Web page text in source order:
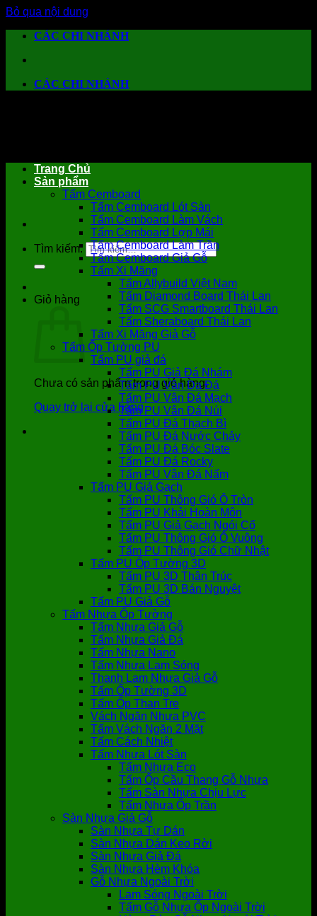
Bỏ qua nội dung
CÁC CHI NHÁNH
CÁC CHI NHÁNH
Tìm kiếm:
Giỏ hàng
Chưa có sản phẩm trong giỏ hàng.
Quay trở lại cửa hàng
Trang Chủ
Sản phẩm
Tấm Cemboard
Tấm Cemboard Lót Sàn
Tấm Cemboard Làm Vách
Tấm Cemboard Lợp Mái
Tấm Cemboard Làm Trần
Tấm Cemboard Giả Gỗ
Tấm Xi Măng
Tấm Allybuild Việt Nam
Tấm Diamond Board Thái Lan
Tấm SCG Smartboard Thái Lan
Tấm Sheraboard Thái Lan
Tấm Xi Măng Giả Gỗ
Tấm Ốp Tường PU
Tấm PU giả đá
Tấm PU Giả Đá Nhám
Tấm PU Vân Da Đá
Tấm PU Vân Đá Mạch
Tấm PU Vân Đá Núi
Tấm PU Đá Thạch Bì
Tấm PU Đá Nước Chảy
Tấm PU Đá Bóc Slate
Tấm PU Đá Rocky
Tấm PU Vân Đá Nấm
Tấm PU Giả Gạch
Tấm PU Thông Gió Ô Tròn
Tấm PU Khải Hoàn Môn
Tấm PU Giả Gạch Ngói Cổ
Tấm PU Thông Gió Ô Vuông
Tấm PU Thông Gió Chữ Nhật
Tấm PU Ốp Tường 3D
Tấm PU 3D Thân Trúc
Tấm PU 3D Bán Nguyệt
Tấm PU Giả Gỗ
Tấm Nhựa Ốp Tường
Tấm Nhựa Giả Gỗ
Tấm Nhựa Giả Đá
Tấm Nhựa Nano
Tấm Nhựa Lam Sóng
Thanh Lam Nhựa Giả Gỗ
Tấm Ốp Tường 3D
Tấm Ốp Than Tre
Vách Ngăn Nhựa PVC
Tấm Vách Ngăn 2 Mặt
Tấm Cách Nhiệt
Tấm Nhựa Lót Sàn
Tấm Nhựa Eco
Tấm Ốp Cầu Thang Gỗ Nhựa
Tấm Sàn Nhựa Chịu Lực
Tấm Nhựa Ốp Trần
Sàn Nhựa Giả Gỗ
Sàn Nhựa Tự Dán
Sàn Nhựa Dán Keo Rời
Sàn Nhựa Giả Đá
Sàn Nhựa Hèm Khóa
Gỗ Nhựa Ngoài Trời
Lam Sóng Ngoài Trời
Tấm Gỗ Nhựa Ốp Ngoài Trời